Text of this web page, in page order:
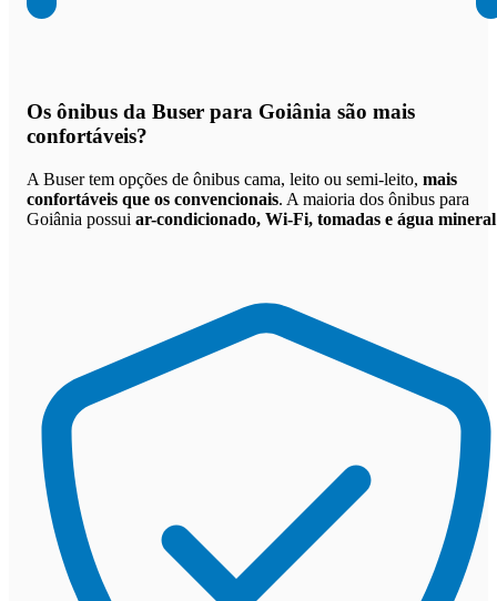
Os ônibus da Buser para Goiânia são mais
confortáveis?
A Buser tem opções de ônibus cama, leito ou semi-leito, mais
confortáveis que os convencionais. A maioria dos ônibus para
Goiânia possui ar-condicionado, Wi-Fi, tomadas e água mineral